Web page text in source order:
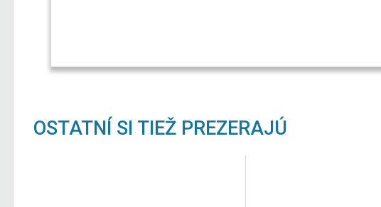
OSTATNÍ SI TIEŽ PREZERAJÚ